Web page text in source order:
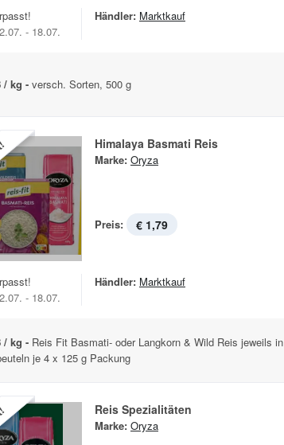
- 18.07.
Händler: Marktkauf
/ kg - versch. Sorten, 500 g
Himalaya Basmati Reis
Marke: Oryza
Preis: € 1,79
- 18.07.
Händler: Marktkauf
/ kg - Reis Fit Basmati- oder Langkorn & Wild Reis jeweils in
je 4 x 125 g Packung
Reis Spezialitäten
Marke: Oryza